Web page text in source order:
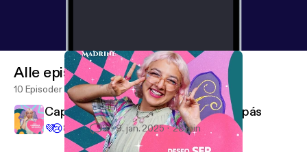
Alle episoder
10 Episoder
Capítulo 10. Deseo cambiar a mis papás
💜😢803 3 9. jan. 2025 28 min